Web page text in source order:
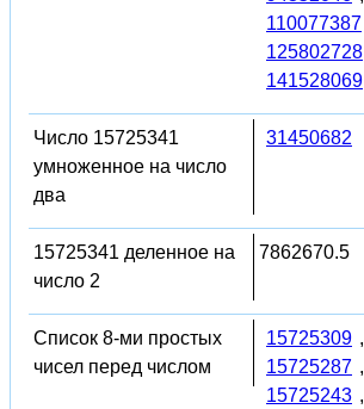
110077387
125802728
141528069
Число 15725341
умноженное на число
два
31450682
15725341 деленное на
число 2
7862670.5
Список 8-ми простых
чисел перед числом
15725309 ,
15725287 ,
15725243 ,